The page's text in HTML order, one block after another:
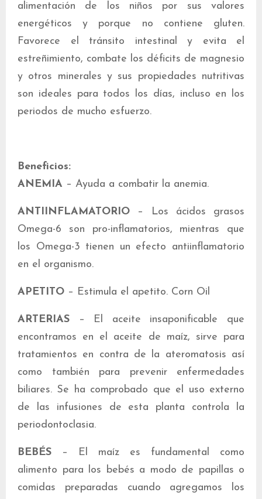
alimentación de los niños por sus valores
energéticos y porque no contiene gluten.
Favorece el tránsito intestinal y evita el
estreñimiento, combate los déficits de magnesio
y otros minerales y sus propiedades nutritivas
son ideales para todos los días, incluso en los
periodos de mucho esfuerzo.
Beneficios:
ANEMIA – Ayuda a combatir la anemia.
ANTIINFLAMATORIO – Los ácidos grasos
Omega-6 son pro-inflamatorios, mientras que
los Omega-3 tienen un efecto antiinflamatorio
en el organismo.
APETITO – Estimula el apetito. Corn Oil
ARTERIAS – El aceite insaponificable que
encontramos en el aceite de maíz, sirve para
tratamientos en contra de la ateromatosis así
como también para prevenir enfermedades
biliares. Se ha comprobado que el uso externo
de las infusiones de esta planta controla la
periodontoclasia.
BEBÉS – El maíz es fundamental como
alimento para los bebés a modo de papillas o
comidas preparadas cuando agregamos los